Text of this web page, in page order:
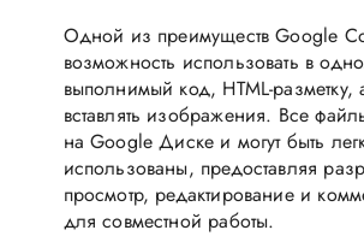
Одной из преимуществ Google
возможность использовать в
выполнимый код, HTML-разметку,
вставлять изображения. Все
на Google Диске и могут быть
использованы, предоставляя
просмотр, редактирование и
для совместной работы.